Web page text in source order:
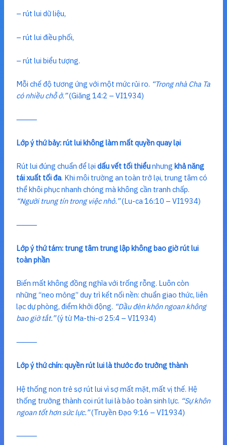
– rút lui dữ liệu,
– rút lui điều phối,
– rút lui biểu tượng.
Mỗi chế độ tương ứng với một mức rủi ro. “Trong nhà Cha Ta
có nhiều chỗ ở.”(Giăng 14:2 – VI1934)
⸻
Lớp ý thứ bảy: rút lui không làm mất quyền quay lại
Rút lui đúng chuẩn để lại dấu vết tối thiểunhưng khả năng
tái xuất tối đa. Khi môi trường an toàn trở lại, trung tâm có
thể khôi phục nhanh chóng mà không cần tranh chấp.
“Người trung tín trong việc nhỏ.”(Lu-ca 16:10 – VI1934)
⸻
Lớp ý thứ tám: trung tâm trung lập không bao giờ rút lui
toàn phần
Biến mất không đồng nghĩa với trống rỗng. Luôn còn
những “neo mỏng” duy trì kết nối nền: chuẩn giao thức, liên
lạc dự phòng, điểm khởi động. “Dầu đèn khôn ngoan không
bao giờ tắt.”(ý từ Ma-thi-ơ 25:4 – VI1934)
⸻
Lớp ý thứ chín: quyền rút lui là thước đo trưởng thành
Hệ thống non trẻ sợ rút lui vì sợ mất mặt, mất vị thế. Hệ
thống trưởng thành coi rút lui là bảo toàn sinh lực. “Sự khôn
ngoan tốt hơn sức lực.”(Truyền Đạo 9:16 – VI1934)
⸻